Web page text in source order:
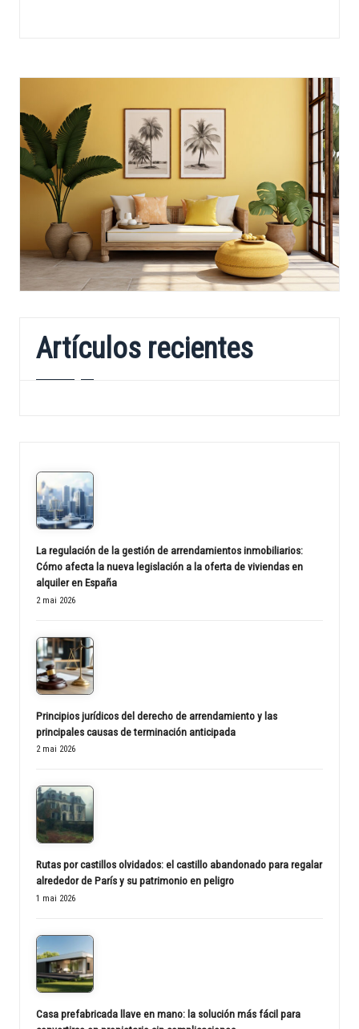
Artículos recientes
La regulación de la gestión de arrendamientos inmobiliarios:
Cómo afecta la nueva legislación a la oferta de viviendas en
alquiler en España
2 mai 2026
Principios jurídicos del derecho de arrendamiento y las
principales causas de terminación anticipada
2 mai 2026
Rutas por castillos olvidados: el castillo abandonado para regalar
alrededor de París y su patrimonio en peligro
1 mai 2026
Casa prefabricada llave en mano: la solución más fácil para